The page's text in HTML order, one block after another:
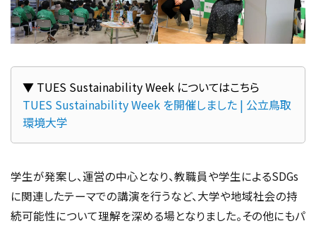
TUES Sustainability Week を開催しました | 公立鳥取
環境大学
学生が発案し、運営の中心となり、教職員や学生によるSDGs
に関連したテーマでの講演を行うなど、大学や地域社会の持
続可能性について理解を深める場となりました。その他にもパ